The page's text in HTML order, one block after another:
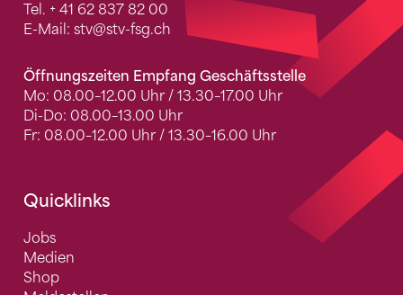
Tel. + 41 62 837 82 00
E-Mail: stv@stv-fsg.ch
Öffnungszeiten Empfang Geschäftsstelle
Mo: 08.00–12.00 Uhr / 13.30–17.00 Uhr
Di-Do: 08.00–13.00 Uhr
Fr: 08.00–12.00 Uhr / 13.30–16.00 Uhr
Quicklinks
Jobs
Medien
Shop